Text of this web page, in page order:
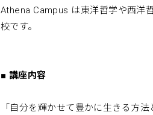
Athena Campus は東洋哲学や西洋
校です。
■ 講座内容
「自分を輝かせて豊かに生きる方法